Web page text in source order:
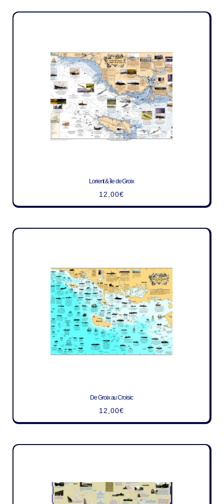
Lorient & île de Groix
12,00€
De Groix au Croisic
12,00€